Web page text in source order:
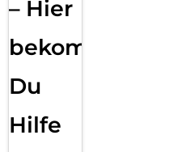
– Hier
bekommst
Du
Hilfe